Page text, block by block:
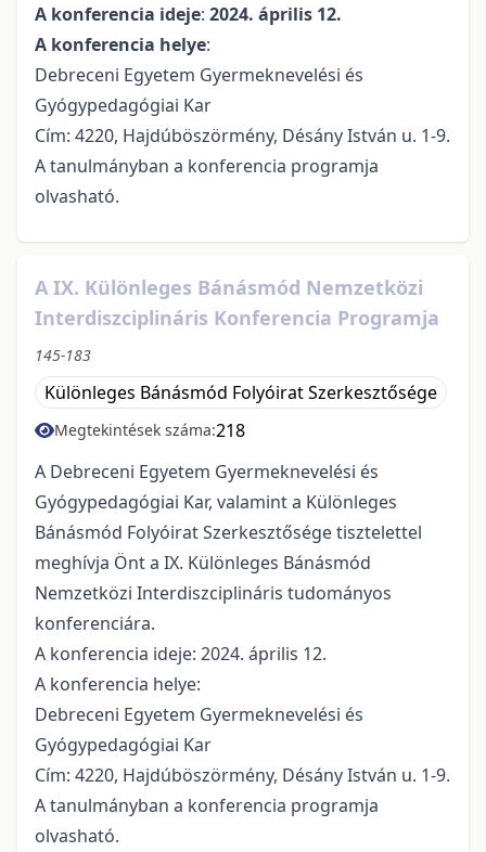
A konferencia ideje: 2024. április 12.
A konferencia helye:
Debreceni Egyetem Gyermeknevelési és
Gyógypedagógiai Kar
Cím: 4220, Hajdúböszörmény, Désány István u. 1-9.
A tanulmányban a konferencia programja
olvasható.
A IX. Különleges Bánásmód Nemzetközi
Interdiszciplináris Konferencia Programja
145-183
Különleges Bánásmód Folyóirat Szerkesztősége
Megtekintések száma:218
A Debreceni Egyetem Gyermeknevelési és
Gyógypedagógiai Kar, valamint a Különleges
Bánásmód Folyóirat Szerkesztősége tisztelettel
meghívja Önt a IX. Különleges Bánásmód
Nemzetközi Interdiszciplináris tudományos
konferenciára.
A konferencia ideje: 2024. április 12.
A konferencia helye:
Debreceni Egyetem Gyermeknevelési és
Gyógypedagógiai Kar
Cím: 4220, Hajdúböszörmény, Désány István u. 1-9.
A tanulmányban a konferencia programja
olvasható.